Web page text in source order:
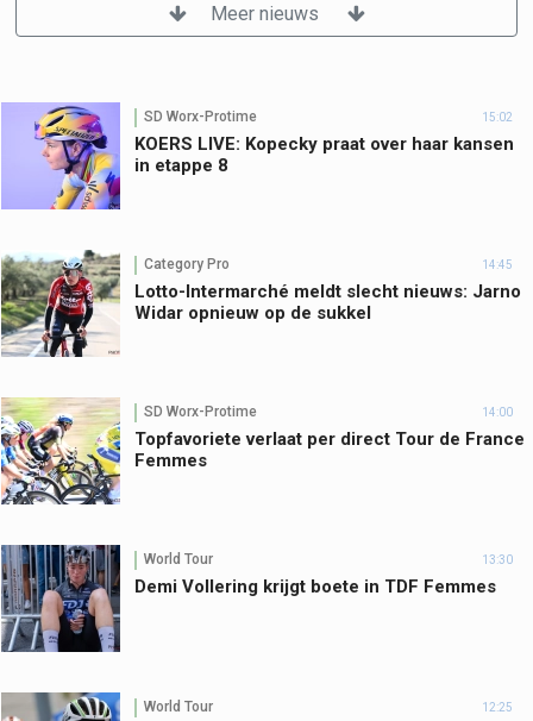
Meer nieuws
SD Worx-Protime 15:02
KOERS LIVE: Kopecky praat over haar kansen
in etappe 8
Category Pro 14:45
Lotto-Intermarché meldt slecht nieuws: Jarno
Widar opnieuw op de sukkel
SD Worx-Protime 14:00
Topfavoriete verlaat per direct Tour de France
Femmes
World Tour 13:30
Demi Vollering krijgt boete in TDF Femmes
World Tour 12:25